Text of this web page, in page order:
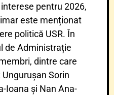
pentru 2026,
este menționat
politică USR. În
de Administrație
dintre care
Sorin
Ioana și Nan Ana-